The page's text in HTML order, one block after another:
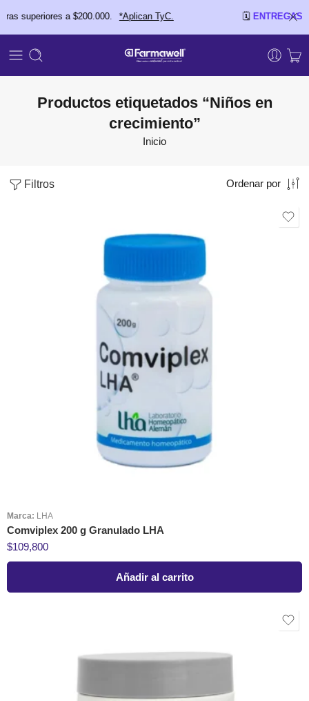
a $200.000. *Aplican TyC. ENTREGAS EL
Productos etiquetados “Niños en
crecimiento”
Inicio
Filtros Ordenar por
Marca: LHA
Comviplex 200 g Granulado LHA
$109,800
Añadir al carrito